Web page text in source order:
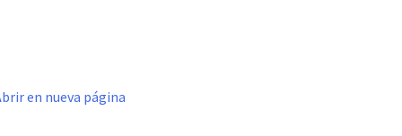
en nueva página